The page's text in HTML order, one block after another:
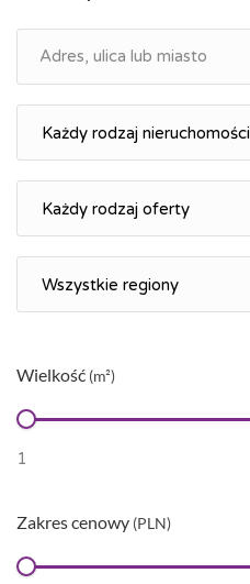
Wielkość (m²)
Zakres cenowy (PLN)